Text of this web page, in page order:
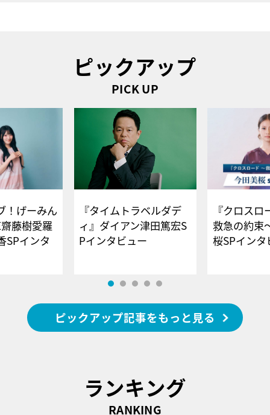
ピックアップ
PICK UP
！げーみん
藤樹愛羅
SPインタ
『タイムトラベルダデ
ィ』ダイアン津田篤宏S
Pインタビュー
『クロス
救急の約束
桜SPイ
ピックアップ記事をもっと見る
ランキング
RANKING